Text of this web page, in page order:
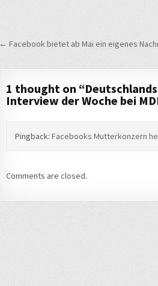
← Facebook bietet ab Mai ein eigenes
1 thought on “
Interview der Woche bei
Pingback: Facebooks Mutterkonzern
Comments are closed.